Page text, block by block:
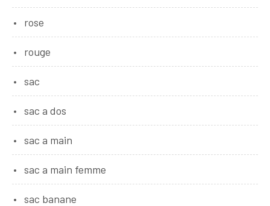
rose
rouge
sac
sac a dos
sac a main
sac a main femme
sac banane